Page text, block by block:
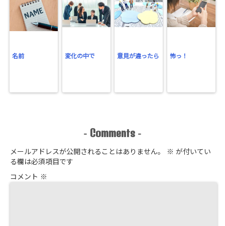
名前 変化の中で 意見が違ったら 怖っ！
- Comments -
メールアドレスが公開されることはありません。 ※ が付いてい
る欄は必須項目です
コメント ※